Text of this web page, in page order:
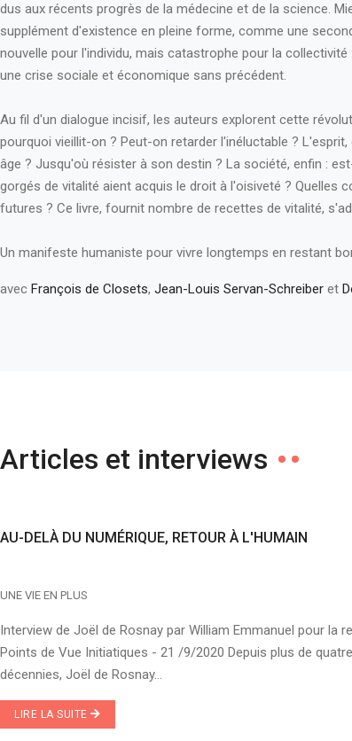
dus aux récents progrès de la médecine et de la science.
supplément d'existence en pleine forme, comme une
nouvelle pour l'individu, mais catastrophe pour la
une crise sociale et économique sans précédent.
Au fil d'un dialogue incisif, les auteurs explorent cette
pourquoi vieillit-on ? Peut-on retarder l'inéluctable ?
âge ? Jusqu'où résister à son destin ? La société, enfin :
gorgés de vitalité aient acquis le droit à l'oisiveté ? Quelles
futures ? Ce livre, fournit nombre de recettes de vitalité,
Un manifeste humaniste pour vivre longtemps en restant
avec François de Closets, Jean-Louis Servan-Schreiber et
Articles et interviews
AU-DELÀ DU NUMÉRIQUE, RETOUR À L'HUMAIN
UNE VIE EN PLUS
Interview de Joël de Rosnay par William Emmanuel pour la
Points de Vue Initiatiques - 21 /9/2020 Depuis plus de quatre
décennies, Joël de Rosnay...
LIRE LA SUITE